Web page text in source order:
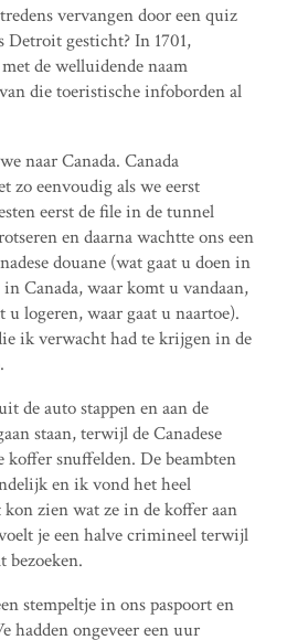
vervangen door een quiz
gesticht? In 1701,
de welluidende naam
die toeristische infoborden al
naar Canada. Canada
zo eenvoudig als we eerst
eerst de file in de tunnel
en daarna wachtte ons een
douane (wat gaat u doen in
Canada, waar komt u vandaan,
logeren, waar gaat u naartoe).
ik verwacht had te krijgen in de
de auto stappen en aan de
staan, terwijl de Canadese
koffer snuffelden. De beambten
en ik vond het heel
zien wat ze in de koffer aan
je een halve crimineel terwijl
bezoeken.
stempeltje in ons paspoort en
hadden ongeveer een uur